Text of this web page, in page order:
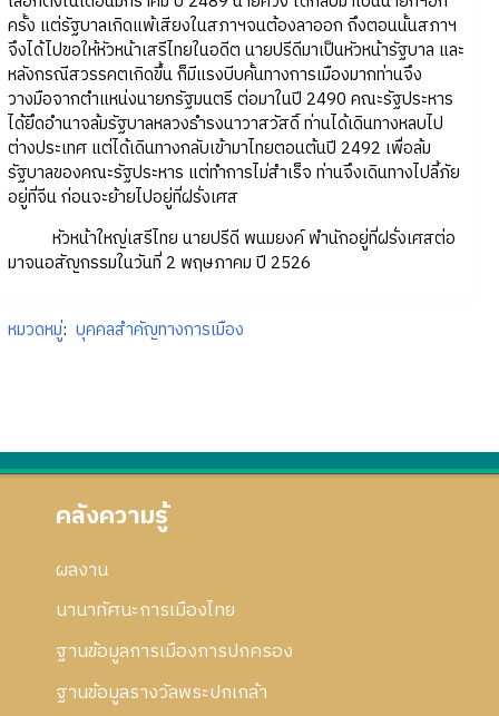
ครั้ง แต่รัฐบาลเกิดแพ้เสียงในสภาฯจนต้องลาออก ถึงตอนนั้นสภาฯ
จึงได้ไปขอให้หัวหน้าเสรีไทยในอดีต นายปรีดีมาเป็นหัวหน้ารัฐบาล และ
หลังกรณีสวรรคตเกิดขึ้น ก็มีแรงบีบคั้นทางการเมืองมากท่านจึง
วางมือจากตำแหน่งนายกรัฐมนตรี ต่อมาในปี 2490 คณะรัฐประหาร
ได้ยึดอำนาจล้มรัฐบาลหลวงธำรงนาวาสวัสดิ์ ท่านได้เดินทางหลบไป
ต่างประเทศ แต่ได้เดินทางกลับเข้ามาไทยตอนต้นปี 2492 เพื่อล้ม
รัฐบาลของคณะรัฐประหาร แต่ทำการไม่สำเร็จ ท่านจึงเดินทางไปลี้ภัย
อยู่ที่จีน ก่อนจะย้ายไปอยู่ที่ฝรั่งเศส
หัวหน้าใหญ่เสรีไทย นายปรีดี พนมยงค์ พำนักอยู่ที่ฝรั่งเศสต่อ
มาจนอสัญกรรมในวันที่ 2 พฤษภาคม ปี 2526
หมวดหมู่: บุคคลสำคัญทางการเมือง
คลังความรู้
ผลงาน
นานาทัศนะการเมืองไทย
ฐานข้อมูลการเมืองการปกครอง
ฐานข้อมูลรางวัลพระปกเกล้า